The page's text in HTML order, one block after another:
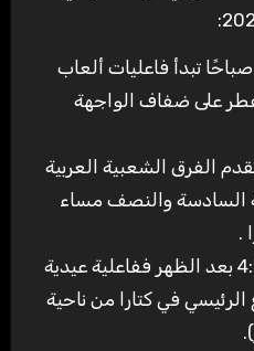
:
تبدأ فاعليات ألعاب
على ضفاف الواجهة
الفرق الشعبية العربية
السادسة والنصف مساء
.
تبدأ في تمام الساعة 4:00 بعد الظهر ففاعلية عيدية
الرئيسي في كتارا من ناحية
).